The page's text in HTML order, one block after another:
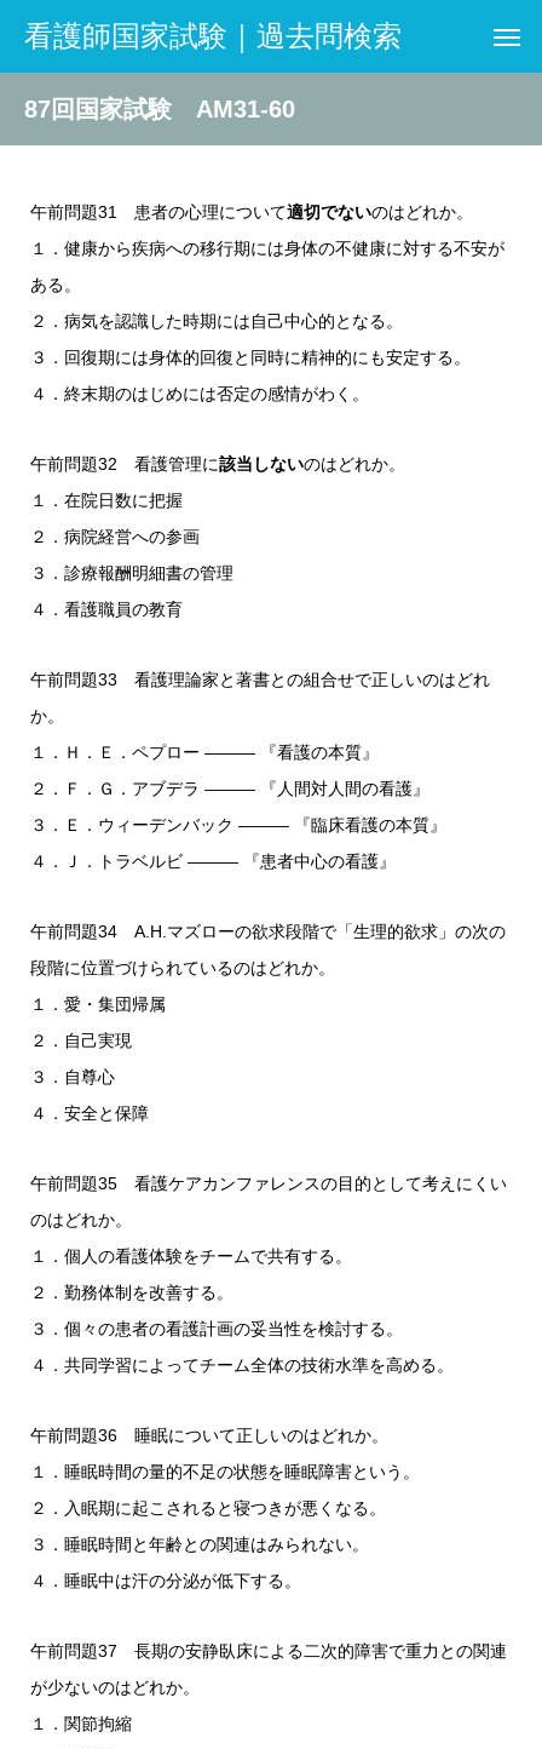
看護師国家試験｜過去問検索
87回国家試験 AM31-60
午前問題31 患者の心理について適切でないのはどれか。
１．健康から疾病への移行期には身体の不健康に対する不安が
ある。
２．病気を認識した時期には自己中心的となる。
３．回復期には身体的回復と同時に精神的にも安定する。
４．終末期のはじめには否定の感情がわく。
午前問題32 看護管理に該当しないのはどれか。
１．在院日数に把握
２．病院経営への参画
３．診療報酬明細書の管理
４．看護職員の教育
午前問題33 看護理論家と著書との組合せで正しいのはどれ
か。
１．Ｈ．Ｅ．ペプロー ――― 『看護の本質』
２．Ｆ．Ｇ．アブデラ ――― 『人間対人間の看護』
３．Ｅ．ウィーデンバック ――― 『臨床看護の本質』
４．Ｊ．トラベルビ ――― 『患者中心の看護』
午前問題34 A.H.マズローの欲求段階で「生理的欲求」の次の
段階に位置づけられているのはどれか。
１．愛・集団帰属
２．自己実現
３．自尊心
４．安全と保障
午前問題35 看護ケアカンファレンスの目的として考えにくい
のはどれか。
１．個人の看護体験をチームで共有する。
２．勤務体制を改善する。
３．個々の患者の看護計画の妥当性を検討する。
４．共同学習によってチーム全体の技術水準を高める。
午前問題36 睡眠について正しいのはどれか。
１．睡眠時間の量的不足の状態を睡眠障害という。
２．入眠期に起こされると寝つきが悪くなる。
３．睡眠時間と年齢との関連はみられない。
４．睡眠中は汗の分泌が低下する。
午前問題37 長期の安静臥床による二次的障害で重力との関連
が少ないのはどれか。
１．関節拘縮